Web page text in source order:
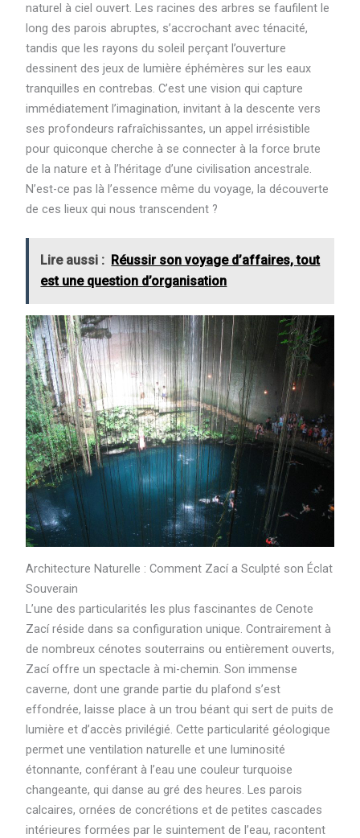
naturel à ciel ouvert. Les racines des arbres se faufilent le
long des parois abruptes, s’accrochant avec ténacité,
tandis que les rayons du soleil perçant l’ouverture
dessinent des jeux de lumière éphémères sur les eaux
tranquilles en contrebas. C’est une vision qui capture
immédiatement l’imagination, invitant à la descente vers
ses profondeurs rafraîchissantes, un appel irrésistible
pour quiconque cherche à se connecter à la force brute
de la nature et à l’héritage d’une civilisation ancestrale.
N’est-ce pas là l’essence même du voyage, la découverte
de ces lieux qui nous transcendent ?
Lire aussi : Réussir son voyage d’affaires, tout
est une question d’organisation
Architecture Naturelle : Comment Zací a Sculpté son Éclat
Souverain
L’une des particularités les plus fascinantes de Cenote
Zací réside dans sa configuration unique. Contrairement à
de nombreux cénotes souterrains ou entièrement ouverts,
Zací offre un spectacle à mi-chemin. Son immense
caverne, dont une grande partie du plafond s’est
effondrée, laisse place à un trou béant qui sert de puits de
lumière et d’accès privilégié. Cette particularité géologique
permet une ventilation naturelle et une luminosité
étonnante, conférant à l’eau une couleur turquoise
changeante, qui danse au gré des heures. Les parois
calcaires, ornées de concrétions et de petites cascades
intérieures formées par le suintement de l’eau, racontent